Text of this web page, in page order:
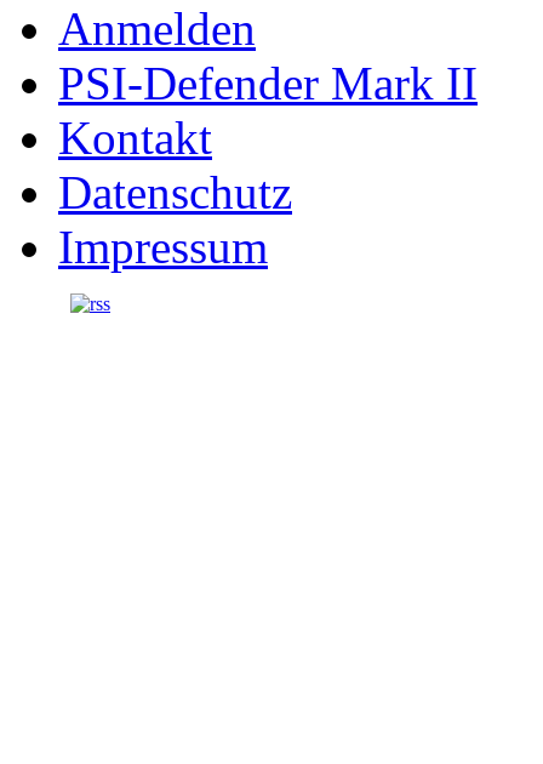
Anmelden
PSI-Defender Mark II
Kontakt
Datenschutz
Impressum